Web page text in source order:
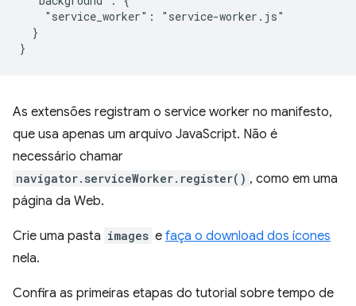
    "service_worker": "service-worker.js"
  }
As extensões registram o service worker no manifesto,
que usa apenas um arquivo JavaScript. Não é
necessário chamar
navigator.serviceWorker.register() , como em uma
página da Web.
Crie uma pasta images e faça o download dos ícones
nela.
Confira as primeiras etapas do tutorial sobre tempo de